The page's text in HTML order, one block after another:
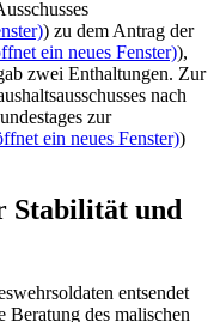
) zu dem Antrag der
ein neues Fenster)),
zwei Enthaltungen. Zur
nach
zur
ein neues Fenster))
Stabilität und
entsendet
des malischen